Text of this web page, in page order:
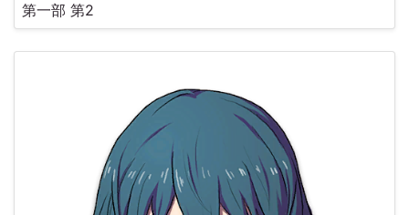
第一部 第2